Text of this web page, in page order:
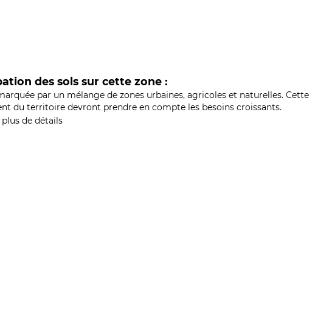
des sols sur cette zone :
par un mélange de zones urbaines, agricoles et naturelles. Cette
du territoire devront prendre en compte les besoins croissants.
de détails